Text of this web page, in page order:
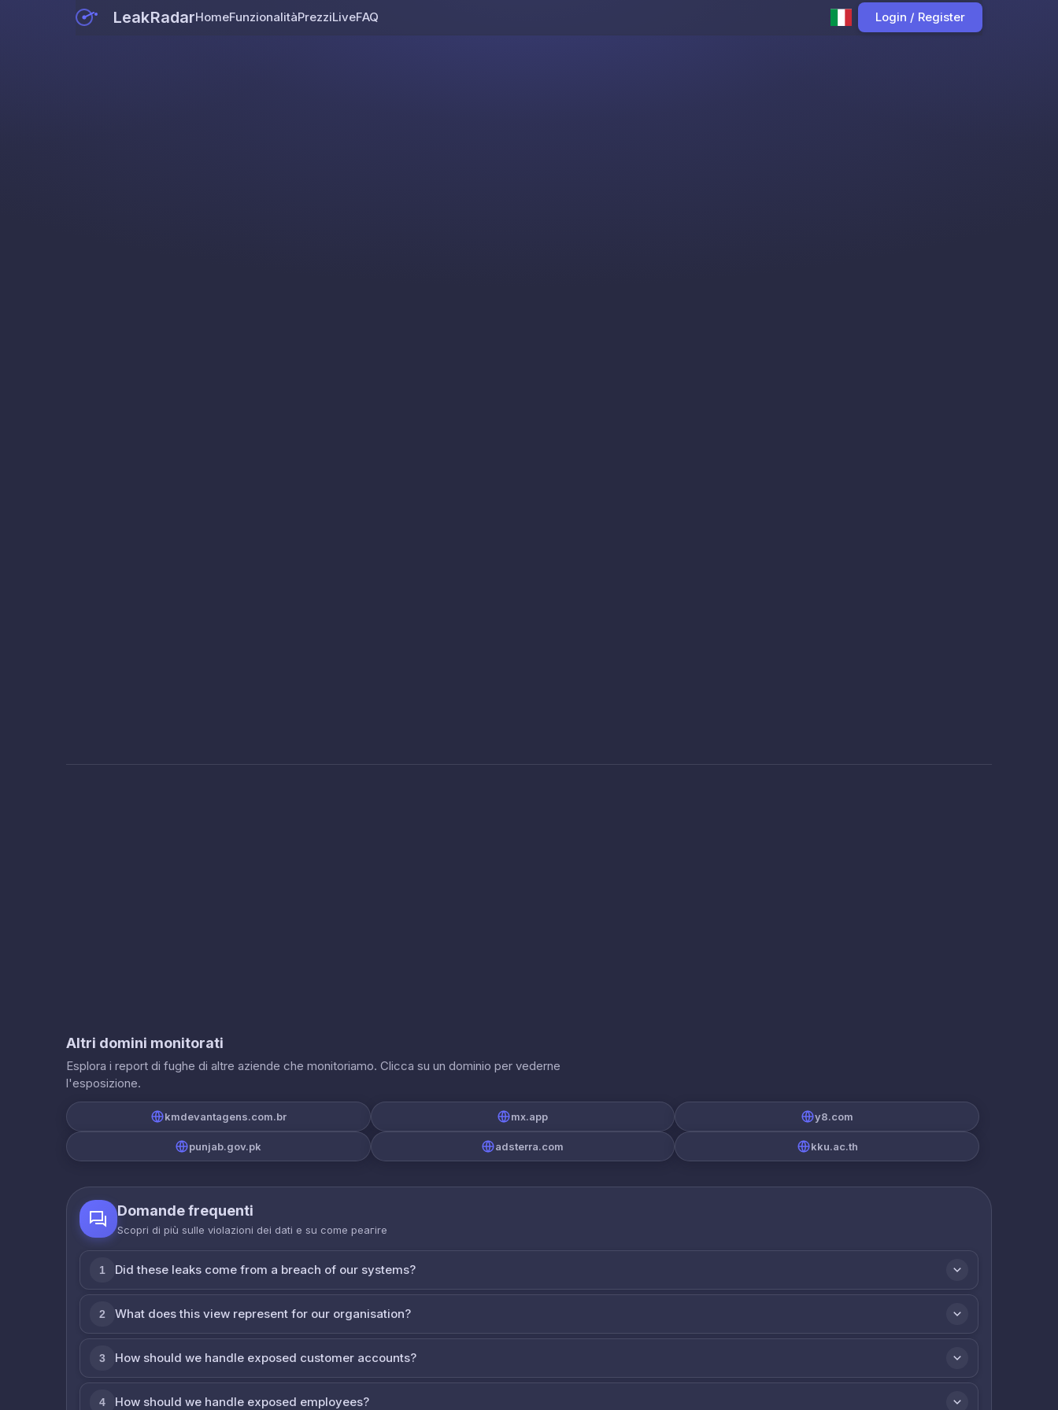
LeakRadarHomeFunzionalitàPrezziLiveFAQ Login / Register
Altri domini monitorati
Esplora i report di fughe di altre aziende che monitoriamo. Clicca su un dominio per vederne
l'esposizione.
kmdevantagens.com.br mx.app y8.com
punjab.gov.pk adsterra.com kku.ac.th
Domande frequenti
Scopri di più sulle violazioni dei dati e su come реагire
1 Did these leaks come from a breach of our systems?
2 What does this view represent for our organisation?
3 How should we handle exposed customer accounts?
4 How should we handle exposed employees?